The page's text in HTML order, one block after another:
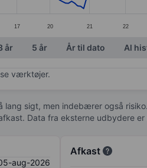
17 20 21 22
år 5 år År til dato Al
værktøjer.
sigt, men indebærer også
Data fra eksterne udbydere
aug-2026
Afkast